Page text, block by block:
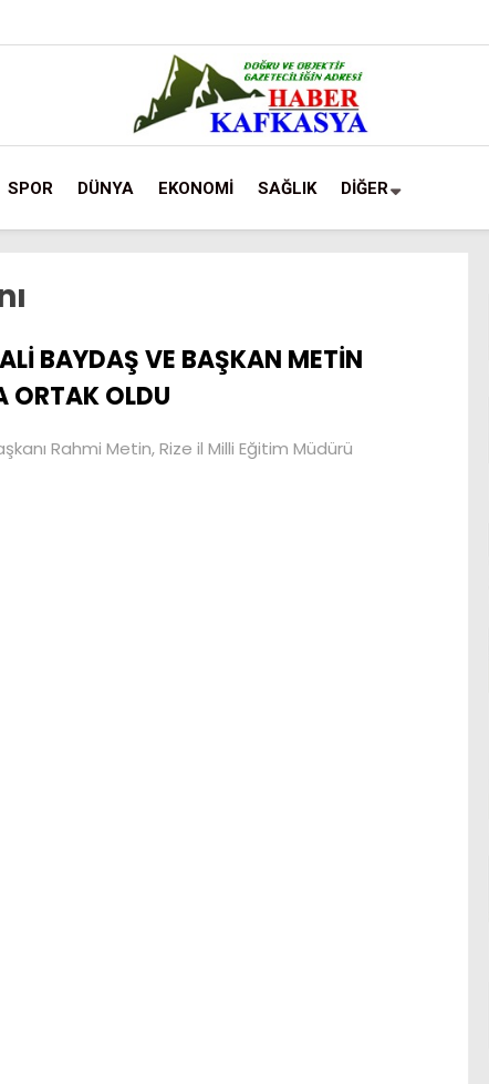
SPOR DÜNYA EKONOMİ SAĞLIK DİĞER
BAYDAŞ VE BAŞKAN METİN
ORTAK OLDU
Rahmi Metin, Rize il Milli Eğitim Müdürü